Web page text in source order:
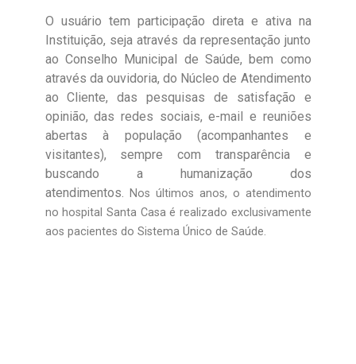
O usuário tem participação direta e ativa na
Instituição, seja através da representação junto
ao Conselho Municipal de Saúde, bem como
através da ouvidoria, do Núcleo de Atendimento
ao Cliente, das pesquisas de satisfação e
opinião, das redes sociais, e-mail e reuniões
abertas à população (acompanhantes e
visitantes), sempre com transparência e
buscando a humanização dos
atendimentos.
Nos últimos anos, o atendimento
no hospital Santa Casa é realizado exclusivamente
aos pacientes do Sistema Único de Saúde.